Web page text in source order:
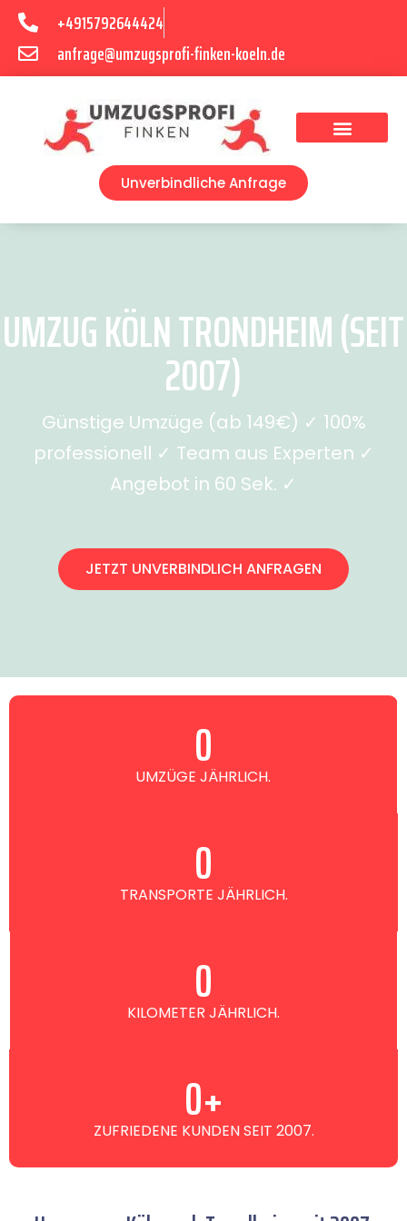
+4915792644424
anfrage@umzugsprofi-finken-koeln.de
Unverbindliche Anfrage
UMZUG KÖLN TRONDHEIM (SEIT
2007)
Günstige Umzüge (ab 149€) ✓ 100%
professionell ✓ Team aus Experten ✓
Angebot in 60 Sek. ✓
JETZT UNVERBINDLICH ANFRAGEN
UMZÜGE JÄHRLICH.
0
TRANSPORTE JÄHRLICH.
0
KILOMETER JÄHRLICH.
0
ZUFRIEDENE KUNDEN SEIT 2007.
0+